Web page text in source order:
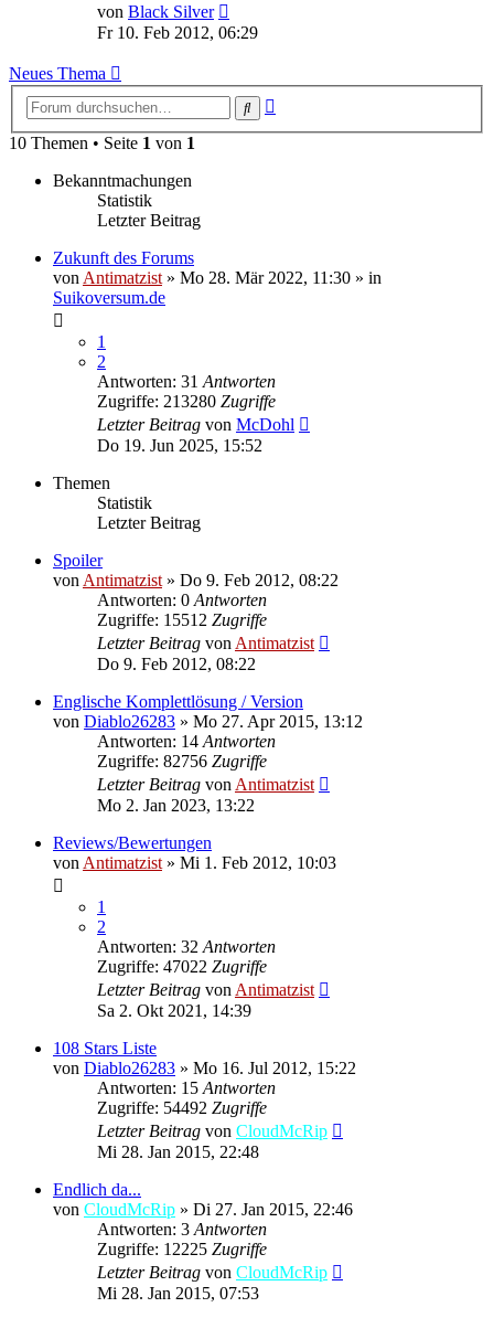
von Black Silver
Beitrag
Fr 10. Feb 2012, 06:29
Neues Thema
Suche
10 Themen • Seite 1 von 1
Bekanntmachungen
Statistik
Letzter Beitrag
Zukunft des Forums
von Antimatzist » Mo 28. Mär 2022, 11:30 » in
Suikoversum.de
1
2
Antworten: 31 Antworten
Zugriffe: 213280 Zugriffe
Letzter Beitrag von McDohl
Do 19. Jun 2025, 15:52
Themen
Statistik
Letzter Beitrag
Spoiler
von Antimatzist » Do 9. Feb 2012, 08:22
Antworten: 0 Antworten
Zugriffe: 15512 Zugriffe
Letzter Beitrag von Antimatzist
Do 9. Feb 2012, 08:22
Englische Komplettlösung / Version
von Diablo26283 » Mo 27. Apr 2015, 13:12
Antworten: 14 Antworten
Zugriffe: 82756 Zugriffe
Letzter Beitrag von Antimatzist
Mo 2. Jan 2023, 13:22
Reviews/Bewertungen
von Antimatzist » Mi 1. Feb 2012, 10:03
1
2
Antworten: 32 Antworten
Zugriffe: 47022 Zugriffe
Letzter Beitrag von Antimatzist
Sa 2. Okt 2021, 14:39
108 Stars Liste
von Diablo26283 » Mo 16. Jul 2012, 15:22
Antworten: 15 Antworten
Zugriffe: 54492 Zugriffe
Letzter Beitrag von CloudMcRip
Mi 28. Jan 2015, 22:48
Endlich da...
von CloudMcRip » Di 27. Jan 2015, 22:46
Antworten: 3 Antworten
Zugriffe: 12225 Zugriffe
Letzter Beitrag von CloudMcRip
Mi 28. Jan 2015, 07:53